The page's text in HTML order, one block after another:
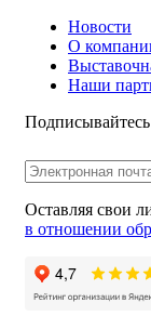
Новости
О
Наши
Оставляя свои
в отношении